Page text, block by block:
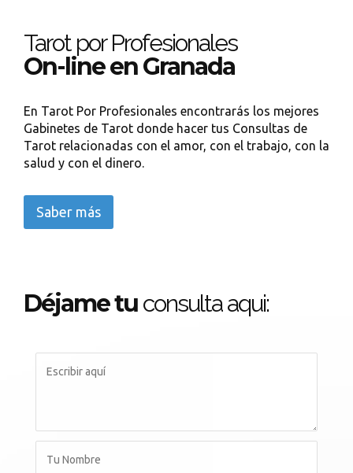
Tarot por Profesionales
On-line en Granada
En Tarot Por Profesionales encontrarás los mejores
Gabinetes de Tarot donde hacer tus Consultas de
Tarot relacionadas con el amor, con el trabajo, con la
salud y con el dinero.
Saber más
Déjame tu consulta aqui: